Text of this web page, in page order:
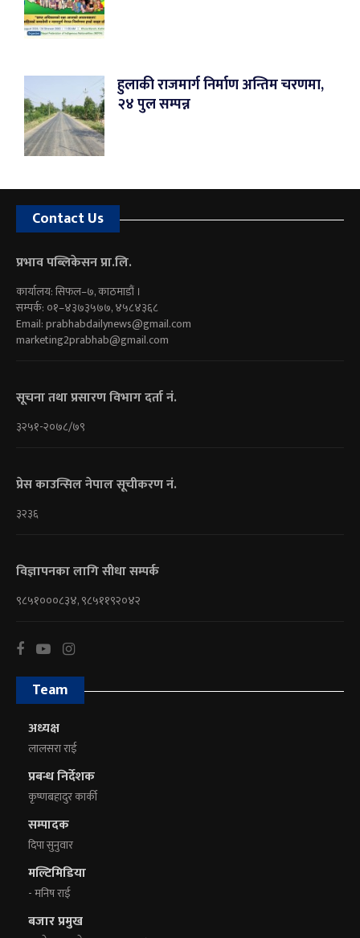
हुलाकी राजमार्ग निर्माण अन्तिम चरणमा,
२४ पुल सम्पन्न
Contact Us
प्रभाव पब्लिकेसन प्रा.लि.
कार्यालय: सिफल–७, काठमाडौं ।
सम्पर्क: ०१–४३७३५७७, ४५८४३६८
Email:prabhabdailynews@gmail.com
marketing2prabhab@gmail.com
सूचना तथा प्रसारण विभाग दर्ता नं.
३२५१-२०७८/७९
प्रेस काउन्सिल नेपाल सूचीकरण नं.
३२३६
विज्ञापनका लागि सीधा सम्पर्क
९८५१०००८३४, ९८५११९२०४२
Team
अध्यक्ष
लालसरा राई
प्रबन्ध निर्देशक
कृष्णबहादुर कार्की
सम्पादक
दिपा सुनुवार
मल्टिमिडिया
- मनिष राई
बजार प्रमुख